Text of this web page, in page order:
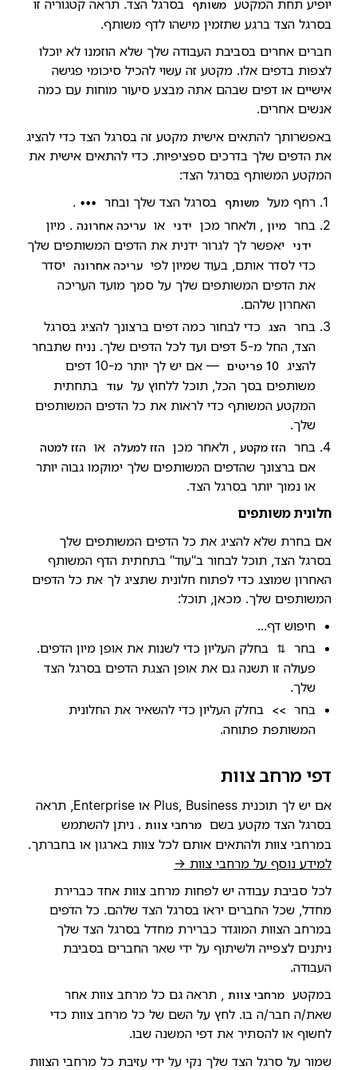
יופיע תחת המקטע משותף
בסרגל הצד. תראה קטגוריה זו
בסרגל הצד ברגע שתזמין מישהו לדף משותף.
חברים אחרים בסביבת העבודה שלך שלא הוזמנו לא יוכלו
לצפות בדפים אלו. מקטע זה עשוי להכיל סיכומי פגישה
אישיים או דפים שבהם אתה מבצע סיעור מוחות עם כמה
אנשים אחרים.
באפשרותך להתאים אישית מקטע זה בסרגל הצד כדי להציג
את הדפים שלך בדרכים ספציפיות. כדי להתאים אישית את
המקטע המשותף בסרגל הצד:
רחף מעל משותף בסרגל הצד שלך ובחר •••
.
בחר מיון , ולאחר מכן ידני או עריכה אחרונה . מיון
ידני יאפשר לך לגרור ידנית את הדפים המשותפים שלך
כדי לסדר אותם, בעוד שמיון לפי עריכה אחרונה יסדר
את הדפים המשותפים שלך על סמך מועד העריכה
האחרון שלהם.
בחר
הצג כדי לבחור כמה דפים ברצונך להציג בסרגל
הצד, החל מ-5 דפים ועד לכל הדפים שלך. נניח שתבחר
להציג
10 פריטים
— אם יש לך יותר מ-10 דפים
משותפים בסך הכל, תוכל ללחוץ על עוד
בתחתית
המקטע המשותף כדי לראות את כל הדפים המשותפים
שלך.
בחר
הזז מקטע , ולאחר מכן הזז למעלה או הזז למטה
אם ברצונך שהדפים המשותפים שלך ימוקמו גבוה יותר
או נמוך יותר בסרגל הצד.
חלונית משותפים
אם בחרת שלא להציג את כל הדפים המשותפים שלך
בסרגל הצד, תוכל לבחור ב"עוד" בתחתית הדף המשותף
האחרון שמוצג כדי לפתוח חלונית שתציג לך את כל הדפים
המשותפים שלך. מכאן, תוכל:
חיפוש דף...
בחר
⇅
בחלק העליון כדי לשנות את אופן מיון הדפים.
פעולה זו תשנה גם את אופן הצגת הדפים בסרגל הצד
שלך.
בחר
>>
בחלק העליון כדי להשאיר את החלונית
המשותפת פתוחה.
דפי מרחב צוות
אם יש לך תוכנית Plus, Business או Enterprise, תראה
בסרגל הצד מקטע בשם מרחבי צוות . ניתן להשתמש
במרחבי צוות ולהתאים אותם לכל צוות בארגון או בחברתך.
למידע נוסף על מרחבי צוות →
לכל סביבת עבודה יש לפחות מרחב צוות אחד כברירת
מחדל, שכל החברים יראו בסרגל הצד שלהם. כל הדפים
במרחב הצוות המוגדר כברירת מחדל בסרגל הצד שלך
ניתנים לצפייה ולשיתוף על ידי שאר החברים בסביבת
העבודה.
במקטע מרחבי צוות , תראה גם כל מרחב צוות אחר
שאת/ה חבר/ה בו. לחץ על השם של כל מרחב צוות כדי
לחשוף או להסתיר את דפי המשנה שבו.
שמור על סרגל הצד שלך נקי על ידי עזיבת כל מרחבי הצוות